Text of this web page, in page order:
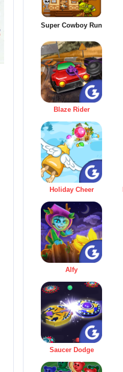
Super Cowboy Run
Blaze Rider
Holiday Cheer
Alfy
Saucer Dodge